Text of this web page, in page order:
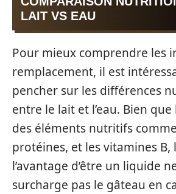
LAIT VS EAU
Pour mieux comprendre les
remplacement, il est
pencher sur les différences
entre le lait et l’eau. Bien
des éléments nutritifs
protéines, et les vitamines B,
l’avantage d’être un liquide
surcharge pas le gâteau en